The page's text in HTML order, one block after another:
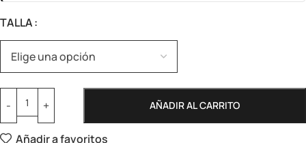
TALLA
AÑADIR AL CARRITO
Añadir a favoritos